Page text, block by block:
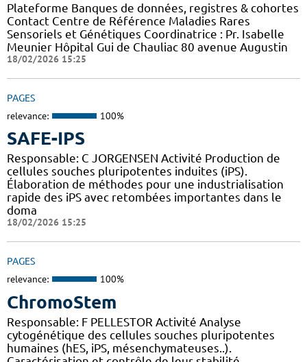
Plateforme Banques de données, registres & cohortes
Contact Centre de Référence Maladies Rares
Sensoriels et Génétiques Coordinatrice : Pr. Isabelle
Meunier Hôpital Gui de Chauliac 80 avenue Augustin
18/02/2026 15:25
PAGES
relevance: 100%
SAFE-IPS
Responsable: C JORGENSEN Activité Production de
cellules souches pluripotentes induites (iPS).
Élaboration de méthodes pour une industrialisation
rapide des iPS avec retombées importantes dans le
doma
18/02/2026 15:25
PAGES
relevance: 100%
ChromoStem
Responsable: F PELLESTOR Activité Analyse
cytogénétique des cellules souches pluripotentes
humaines (hES, iPS, mésenchymateuses..).